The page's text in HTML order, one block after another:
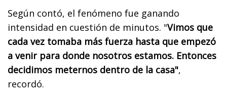
Según contó, el fenómeno fue ganando
intensidad en cuestión de minutos. "Vimos que
cada vez tomaba más fuerza hasta que empezó
a venir para donde nosotros estamos. Entonces
decidimos meternos dentro de la casa",
recordó.